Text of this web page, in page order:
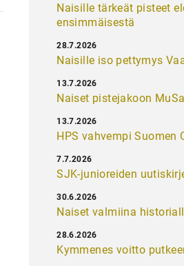
Naisille tärkeät pisteet
ensimmäisestä
Naisille iso pettymys
28.7.2026
Naiset pistejakoon
13.7.2026
HPS vahvempi Suomen
13.7.2026
SJK-junioreiden
7.7.2026
Naiset valmiina
30.6.2026
Kymmenes voitto
28.6.2026